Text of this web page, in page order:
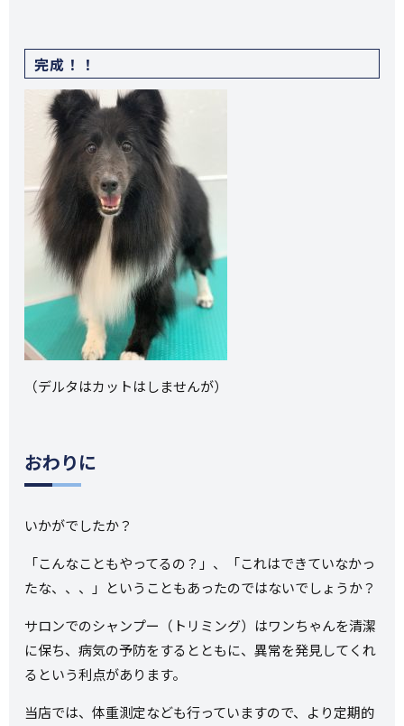
完成！！
（デルタはカットはしませんが）
おわりに
いかがでしたか？
「こんなこともやってるの？」、「これはできていなかっ
たな、、、」ということもあったのではないでしょうか？
サロンでのシャンプー（トリミング）はワンちゃんを清潔
に保ち、病気の予防をするとともに、異常を発見してくれ
るという利点があります。
当店では、体重測定なども行っていますので、より定期的